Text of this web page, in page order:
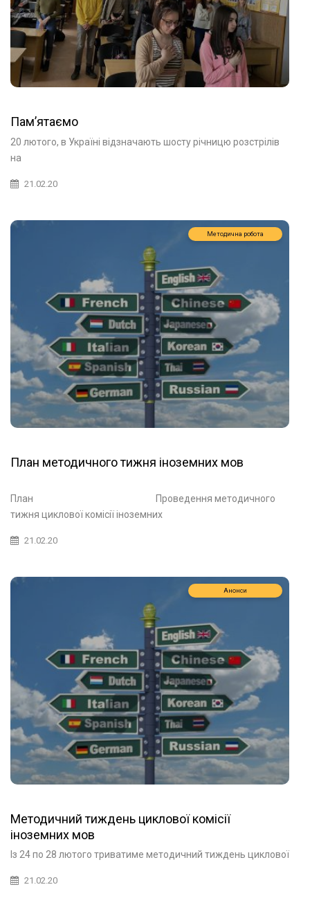
Пам’ятаємо
20 лютого, в Україні відзначають шосту річницю розстрілів
на
21.02.20
Методична робота
План методичного тижня іноземних мов
План Проведення методичного
тижня циклової комісії іноземних
21.02.20
Анонси
Методичний тиждень циклової комісії
іноземних мов
Із 24 по 28 лютого триватиме методичний тиждень циклової
21.02.20